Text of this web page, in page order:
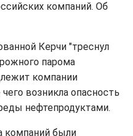
компаний. Об
Керчи "треснул
парома
компании
возникла опасность
нефтепродуктами.
компаний были